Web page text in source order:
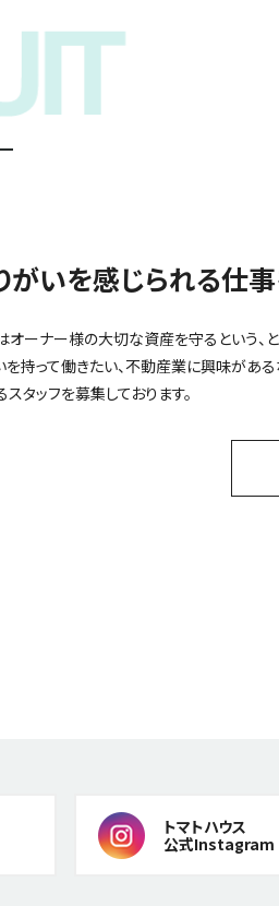
がいを感じられる仕
オーナー様の大切な資産を守るという、
を持って働きたい、不動産業に興味があ
タッフを募集しております。
トマトハウス
公式Instagram